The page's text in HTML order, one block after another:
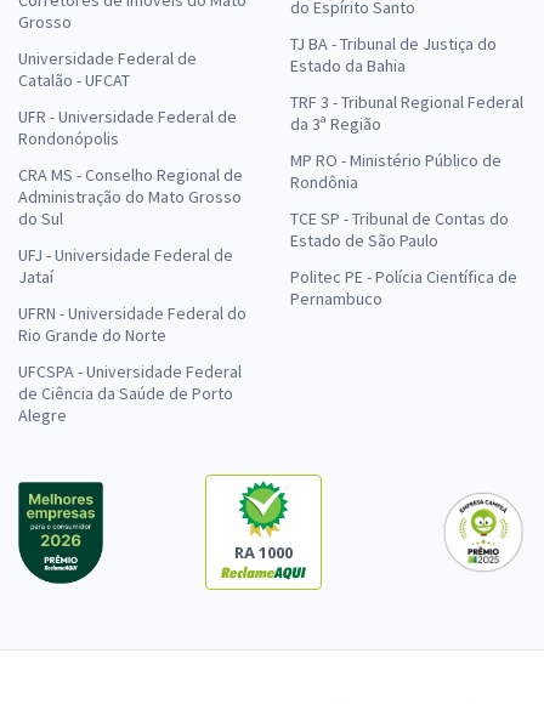
Grosso
Universidade Federal de
Catalão - UFCAT
UFR - Universidade Federal de
Rondonópolis
CRA MS - Conselho Regional de
Administração do Mato Grosso
do Sul
UFJ - Universidade Federal de
Jataí
UFRN - Universidade Federal do
Rio Grande do Norte
UFCSPA - Universidade Federal
de Ciência da Saúde de Porto
Alegre
do Espírito Santo
TJ BA - Tribunal de Justiça do
Estado da Bahia
TRF 3 - Tribunal Regional Federal
da 3ª Região
MP RO - Ministério Público de
Rondônia
TCE SP - Tribunal de Contas do
Estado de São Paulo
Politec PE - Polícia Científica de
Pernambuco
RA 1000